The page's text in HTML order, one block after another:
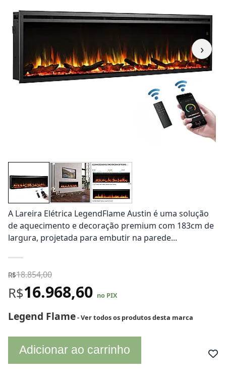
›
A Lareira Elétrica LegendFlame Austin é uma solução
de aquecimento e decoração premium com 183cm de
largura, projetada para embutir na parede...
R$18.854,00
R$16.968,60 no PIX
Legend Flame- Ver todos os produtos desta marca
Adicionar ao carrinho